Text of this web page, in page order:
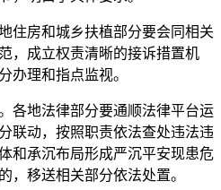
房和城乡扶植部分要会同相关
，成立权责清晰的接诉措置机
办理和指点监视。
地法律部分要通顺法律平台运
联动，按照职责依法查处违法违
和承沉布局形成严沉平安现患危
，移送相关部分依法处置。